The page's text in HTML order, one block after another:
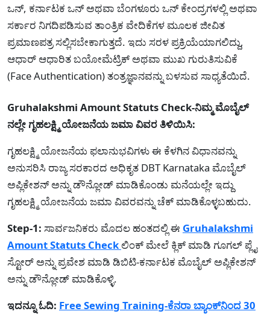
ಒನ್, ಕರ್ನಾಟಕ ಒನ್ ಅಥವಾ ಬೆಂಗಳೂರು ಒನ್ ಕೇಂದ್ರಗಳಲ್ಲಿ ಅಥವಾ
ಸರ್ಕಾರ ನಿಗದಿಪಡಿಸುವ ತಾಂತ್ರಿಕ ವೇದಿಕೆಗಳ ಮೂಲಕ ಜೀವಿತ
ಪ್ರಮಾಣಪತ್ರ ಸಲ್ಲಿಸಬೇಕಾಗುತ್ತದೆ. ಇದು ಸರಳ ಪ್ರಕ್ರಿಯೆಯಾಗಲಿದ್ದು,
ಆಧಾರ್ ಆಧಾರಿತ ಬಯೋಮೆಟ್ರಿಕ್ ಅಥವಾ ಮುಖ ಗುರುತಿಸುವಿಕೆ
(Face Authentication) ತಂತ್ರಜ್ಞಾನವನ್ನು ಬಳಸುವ ಸಾಧ್ಯತೆಯಿದೆ.
Gruhalakshmi Amount Statuts Check-ನಿಮ್ಮ ಮೊಬೈಲ್
ನಲ್ಲೇ ಗೃಹಲಕ್ಷ್ಮಿ ಯೋಜನೆಯ ಜಮಾ ವಿವರ ತಿಳಿಯಿಸಿ:
ಗೃಹಲಕ್ಷ್ಮಿ ಯೋಜನೆಯ ಫಲಾನುಭವಿಗಳು ಈ ಕೆಳಗಿನ ವಿಧಾನವನ್ನು
ಅನುಸರಿಸಿ ರಾಜ್ಯ ಸರಕಾರದ ಅಧಿಕೃತ DBT Karnataka ಮೊಬೈಲ್
ಅಪ್ಲಿಕೇಶನ್ ಅನ್ನು ಡೌನ್ಲೋಡ್ ಮಾಡಿಕೊಂಡು ಮನೆಯಲ್ಲೇ ಇದ್ದು
ಗೃಹಲಕ್ಷ್ಮಿ ಯೋಜನೆಯ ಜಮಾ ವಿವರವನ್ನು ಚೆಕ್ ಮಾಡಿಕೊಳ್ಳಬಹುದು.
Step-1: ಸಾರ್ವಜನಿಕರು ಮೊದಲ ಹಂತದಲ್ಲಿ ಈ Gruhalakshmi
Amount Statuts Check ಲಿಂಕ್ ಮೇಲೆ ಕ್ಲಿಕ್ ಮಾಡಿ ಗೂಗಲ್ ಪ್ಲೈ
ಸ್ಟೋರ್ ಅನ್ನು ಪ್ರವೇಶ ಮಾಡಿ ಡಿಬಿಟಿ-ಕರ್ನಾಟಕ ಮೊಬೈಲ್ ಅಪ್ಲಿಕೇಶನ್
ಅನ್ನು ಡೌನ್ಲೋಡ್ ಮಾಡಿಕೊಳ್ಳಿ.
ಇದನ್ನೂ ಓದಿ: Free Sewing Training-ಕೆನರಾ ಬ್ಯಾಂಕ್‌ನಿಂದ 30